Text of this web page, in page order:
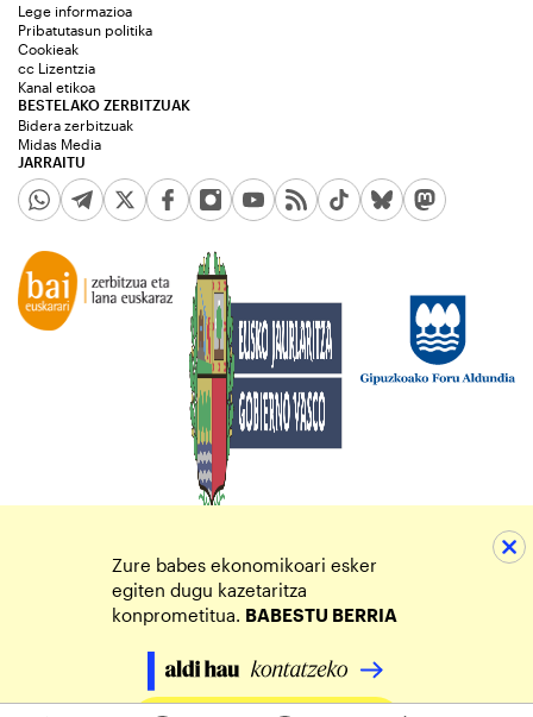
JARRAITU
Lege informazioa
Pribatutasun politika
Cookieak
cc Lizentzia
Kanal etikoa
BESTELAKO ZERBITZUAK
Bidera zerbitzuak
Midas Media
Zure babes ekonomikoari esker
egiten dugu kazetaritza
konprometitua. BABESTU BERRIA